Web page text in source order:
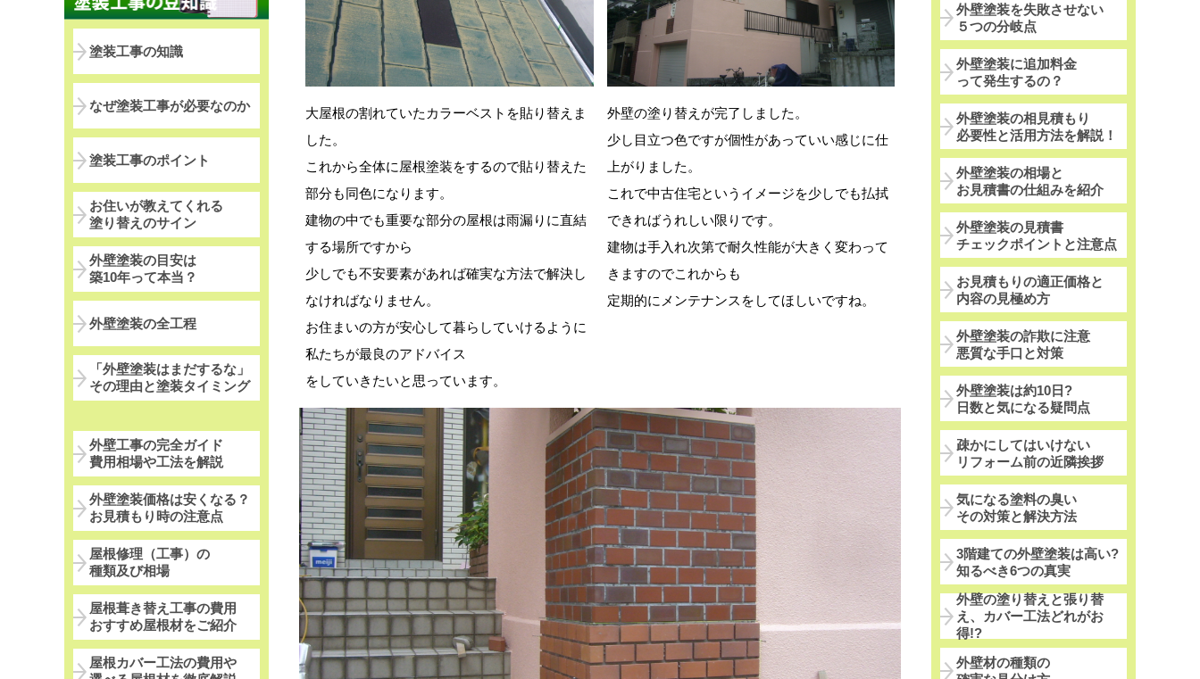
大屋根の割れていたカラーベストを貼り替えま
した。
これから全体に屋根塗装をするので貼り替えた
部分も同色になります。
建物の中でも重要な部分の屋根は雨漏りに直結
する場所ですから
少しでも不安要素があれば確実な方法で解決し
なければなりません。
お住まいの方が安心して暮らしていけるように
私たちが最良のアドバイス
をしていきたいと思っています。
外壁の塗り替えが完了しました。
少し目立つ色ですが個性があっていい感じに仕
上がりました。
これで中古住宅というイメージを少しでも払拭
できればうれしい限りです。
建物は手入れ次第で耐久性能が大きく変わって
きますのでこれからも
定期的にメンテナンスをしてほしいですね。
外壁塗装を失敗させない
５つの分岐点
外壁塗装に追加料金
って発生するの？
外壁塗装の相見積もり
必要性と活用方法を解説！
外壁塗装の相場と
お見積書の仕組みを紹介
外壁塗装の見積書
チェックポイントと注意点
お見積もりの適正価格と
内容の見極め方
外壁塗装の詐欺に注意
悪質な手口と対策
外壁塗装は約10日?
日数と気になる疑問点
疎かにしてはいけない
リフォーム前の近隣挨拶
気になる塗料の臭い
その対策と解決方法
3階建ての外壁塗装は高い?
知るべき6つの真実
外壁の塗り替えと張り替
え、カバー工法どれがお
得!?
外壁材の種類の
塗装工事の知識
なぜ塗装工事が必要なのか
塗装工事のポイント
お住いが教えてくれる
塗り替えのサイン
外壁塗装の目安は
築10年って本当？
外壁塗装の全工程
「外壁塗装はまだするな」
その理由と塗装タイミング
外壁工事の完全ガイド
費用相場や工法を解説
外壁塗装価格は安くなる？
お見積もり時の注意点
屋根修理（工事）の
種類及び相場
屋根葺き替え工事の費用
おすすめ屋根材をご紹介
屋根カバー工法の費用や